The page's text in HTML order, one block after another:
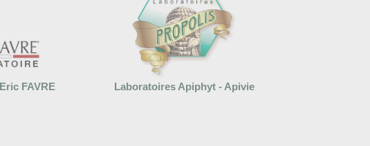
FAVRE Laboratoires Apiphyt - Apivie